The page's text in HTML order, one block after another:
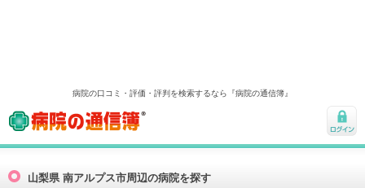
病院の口コミ・評価・評判を検索するなら『病院の通信簿』
病院の通信簿
ログ
山梨県 南アルプス市周辺の病院を探す